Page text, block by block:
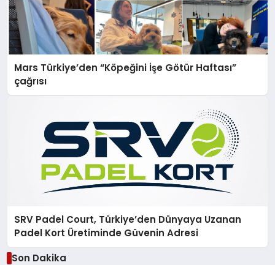
Mars Türkiye’den “Köpeğini İşe Götür Haftası”
çağrısı
SRV Padel Court, Türkiye’den Dünyaya Uzanan
Padel Kort Üretiminde Güvenin Adresi
Son Dakika